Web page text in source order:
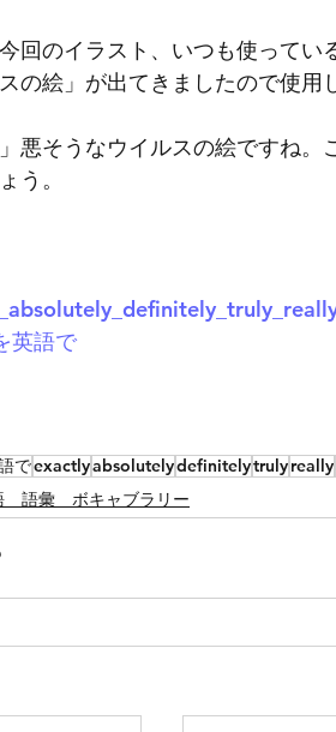
回のイラスト、いつも使ってい
スの絵」が出てきましたので使用
」悪そうなウイルスの絵ですね
う。
英語で
でexactlyabsolutelydefinitelytrulyreally
語彙 ボキャブラリー